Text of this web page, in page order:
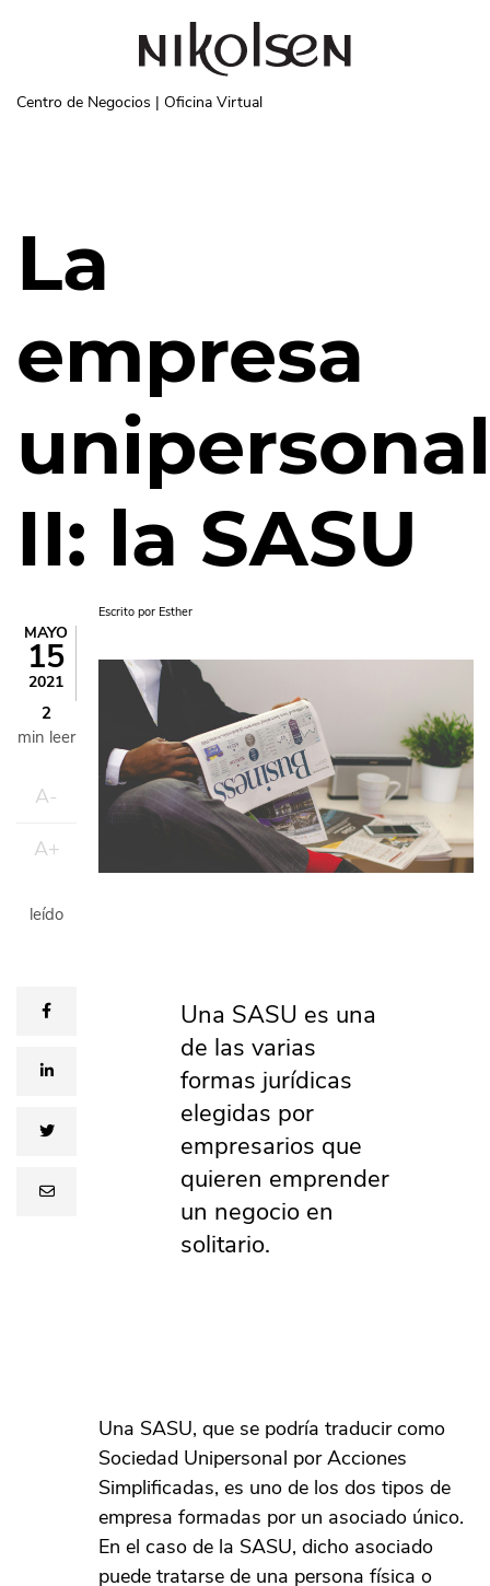
Centro de Negocios | Oficina Virtual
La
empresa
unipersonal
II: la SASU
MAYO
15
2021
2
min leer
A-
A+
leído
facebook
linkedin
twitter
email
Escrito por Esther
Imagen
Una SASU es una
de las varias
formas jurídicas
elegidas por
empresarios que
quieren emprender
un negocio en
solitario.
Una SASU, que se podría traducir como
Sociedad Unipersonal por Acciones
Simplificadas, es uno de los dos tipos de
empresa formadas por un asociado único.
En el caso de la SASU, dicho asociado
puede tratarse de una persona física o